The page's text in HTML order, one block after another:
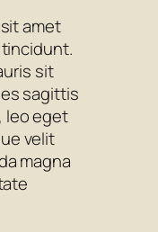
amet
sit
sagittis
leo eget
velit
magna